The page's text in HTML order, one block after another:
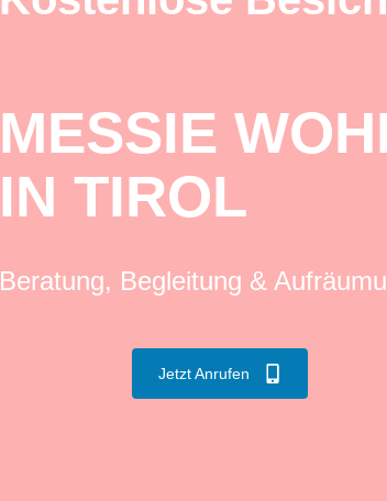
MESSIE
IN TIROL
Beratung, Begleitung &
Jetzt Anrufen